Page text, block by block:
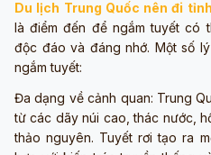
Du lịch Trung Quốc nên đi
là điểm đến để ngắm tuyết có
độc đáo và đáng nhớ. Một số
ngắm tuyết:
Đa dạng về cảnh quan: Trung
từ các dãy núi cao, thác nước,
thảo nguyên. Tuyết rơi tạo ra